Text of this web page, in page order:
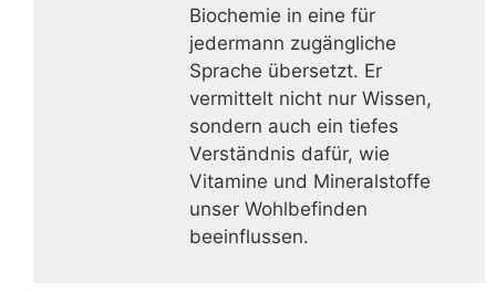
Biochemie in eine für
jedermann zugängliche
Sprache übersetzt. Er
vermittelt nicht nur Wissen,
sondern auch ein tiefes
Verständnis dafür, wie
Vitamine und Mineralstoffe
unser Wohlbefinden
beeinflussen.